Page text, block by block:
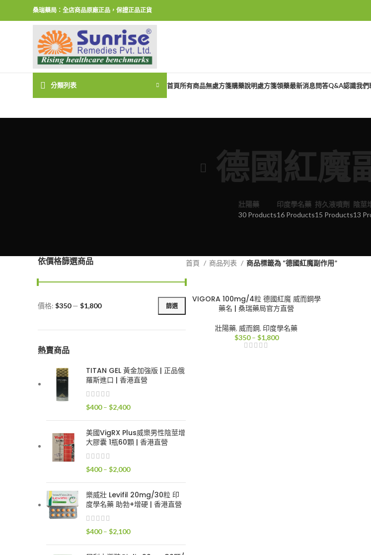
桑瑞藥局：全店商品原廠正品，保證正品正貨
分類列表 首頁所有商品無處方箋購藥說明處方箋領藥最新消息問答Q&A認識我們
德國紅魔
壯陽藥
30 Products
印度學名藥
16 Products
持久液噴劑
15 Products
陰莖
13
依價格篩選商品
最
價
最
價
篩選
價格: $350— $1,800
熱賣商品
TITAN GEL 黃金加強版 | 正品俄
羅斯進口 | 香港直營
$400 – $2,400價
圍：
$2,400
美國VigRX Plus威樂男性陰莖增
大膠囊 1瓶60顆 | 香港直營
$400 – $2,000價
範
圍：
$2,000
樂威壯 Levifil 20mg/30粒 印
度學名藥 助勃+增硬 | 香港直營
$400 – $2,100價
範
首頁 商品列表 商品標籤為 “德國紅魔副作用”
VIGORA 100mg/4粒 德國紅魔 威而鋼學
藥名 | 桑瑞藥局官方直營
壯陽藥, 威而鋼, 印度學名藥
$350 – $1,800價